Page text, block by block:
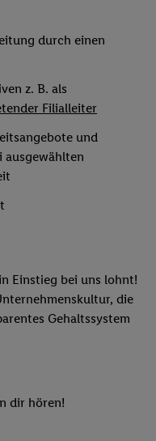
durch einen
z. B. als
Filialleiter
und
ausgewählten
Einstieg bei uns lohnt!
die
Gehaltssystem
dir hören!